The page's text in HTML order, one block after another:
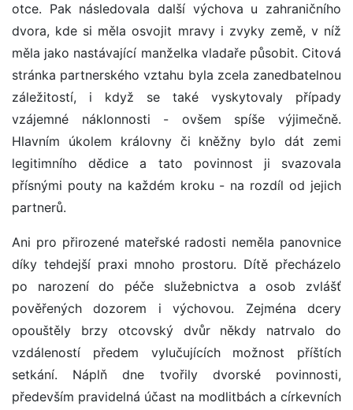
otce. Pak následovala další výchova u zahraničního
dvora, kde si měla osvojit mravy i zvyky země, v níž
měla jako nastávající manželka vladaře působit. Citová
stránka partnerského vztahu byla zcela zanedbatelnou
záležitostí, i když se také vyskytovaly případy
vzájemné náklonnosti - ovšem spíše výjimečně.
Hlavním úkolem královny či kněžny bylo dát zemi
legitimního dědice a tato povinnost ji svazovala
přísnými pouty na každém kroku - na rozdíl od jejich
partnerů.
Ani pro přirozené mateřské radosti neměla panovnice
díky tehdejší praxi mnoho prostoru. Dítě přecházelo
po narození do péče služebnictva a osob zvlášť
pověřených dozorem i výchovou. Zejména dcery
opouštěly brzy otcovský dvůr někdy natrvalo do
vzdáleností předem vylučujících možnost příštích
setkání. Náplň dne tvořily dvorské povinnosti,
především pravidelná účast na modlitbách a církevních